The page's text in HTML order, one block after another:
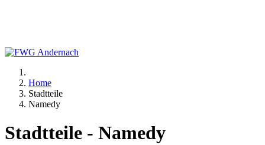
Home
Stadtteile
Namedy
Stadtteile - Namedy